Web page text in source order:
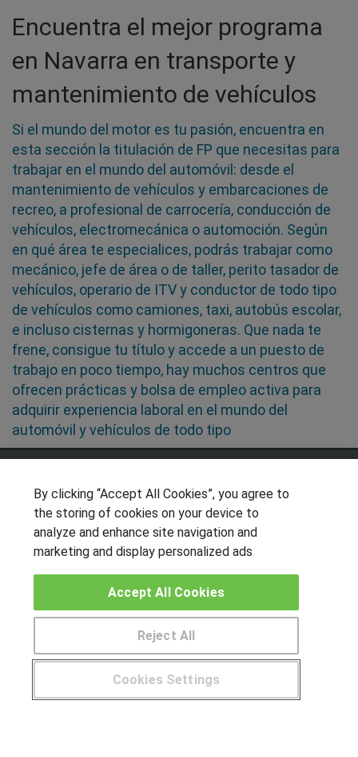
Encuentra el mejor programa
en Navarra en transporte y
mantenimiento de vehículos
Si el mundo del motor es tu pasión, encuentra en
esta sección la titulación de FP que necesitas para
trabajar en el mundo del automóvil: desde el
mantenimiento de vehículos y embarcaciones de
recreo, a profesional de carrocería, conducción de
vehículos, electromecánica o automoción. Según
en qué área te especialices, podrás trabajar como
mecánico, jefe de área o de taller, perito tasador de
vehículos, operario de ITV y conductor de todo tipo
de vehículos como camiones, taxi, autobús escolar,
e incluso cisternas y hormigoneras. Que nada te
frene, consigue tu título y accede a un puesto de
trabajo en poco tiempo, hay muchos centros que
ofrecen prácticas y bolsa de empleo activa para
adquirir experiencia laboral en el mundo del
automóvil y vehículos de todo tipo
OTROS GRUPOS DE INTERES
Muro de los idiomas
Hablemos de empleo
CENTROS DE FORMACIÓN
Publicar cursos ¿Tienes alguna duda? 900 264 357
By clicking “Accept All Cookies”, you agree to
the storing of cookies on your device to
analyze and enhance site navigation and
marketing and display personalized ads
Cookies Settings
Reject All
Accept All Cookies